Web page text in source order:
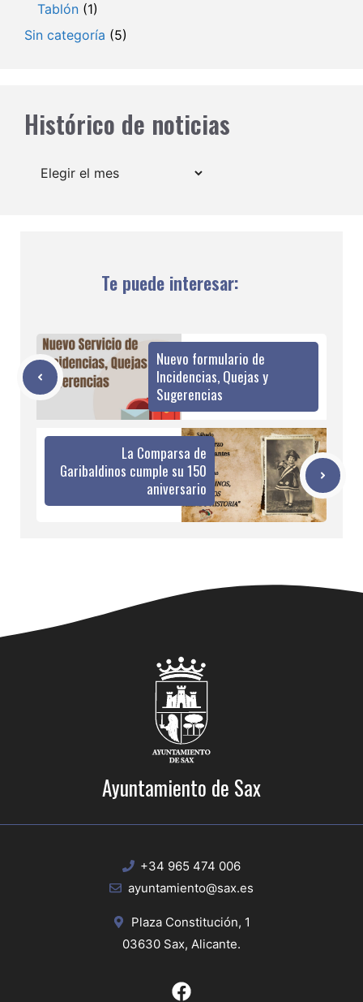
Tablón (1)
Sin categoría (5)
Histórico de noticias
Archivos
Te puede interesar:
Nuevo formulario de
Incidencias, Quejas y
Sugerencias
La Comparsa de
Garibaldinos cumple su 150
aniversario
Ayuntamiento de Sax
+34 965 474 006
ayuntamiento@sax.es
Plaza Constitución, 1
03630 Sax, Alicante.